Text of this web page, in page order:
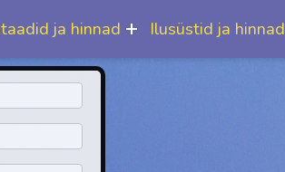
ja hinnad Ilusüstid ja hinnad